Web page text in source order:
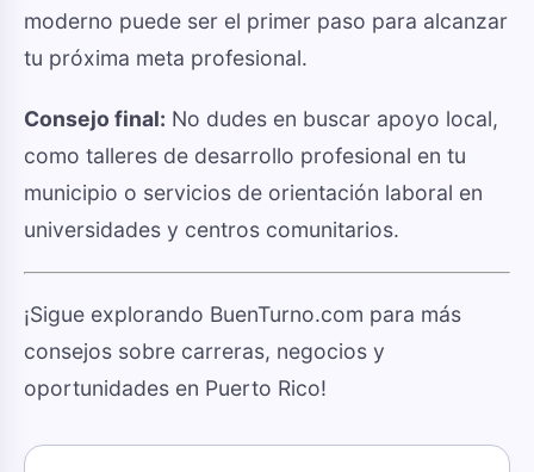
moderno puede ser el primer paso para alcanzar
tu próxima meta profesional.
Consejo final: No dudes en buscar apoyo local,
como talleres de desarrollo profesional en tu
municipio o servicios de orientación laboral en
universidades y centros comunitarios.
¡Sigue explorando BuenTurno.com para más
consejos sobre carreras, negocios y
oportunidades en Puerto Rico!